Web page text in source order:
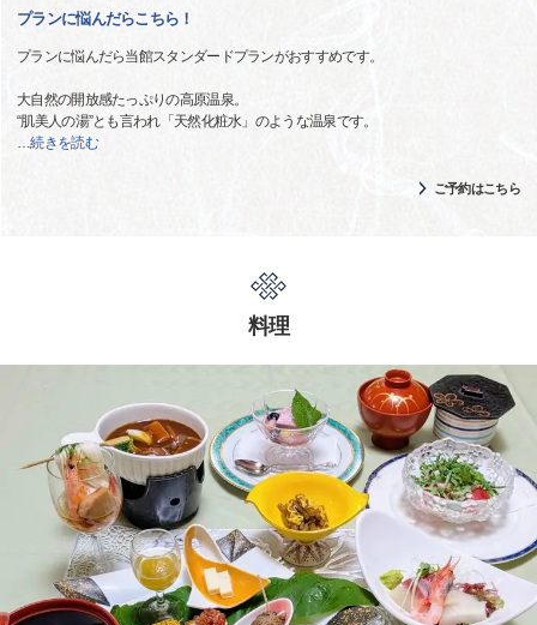
プランに悩んだらこちら！
プランに悩んだら当館スタンダードプランがおすすめです。
大自然の開放感たっぷりの高原温泉。
“肌美人の湯”とも言われ「天然化粧水」のような温泉です。
…続きを読む
ご予約はこちら
料理